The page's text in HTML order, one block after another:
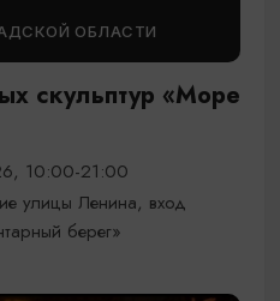
ОБЛАСТИ
скульптур «Море
10:00-21:00
улицы Ленина, вход
берег»